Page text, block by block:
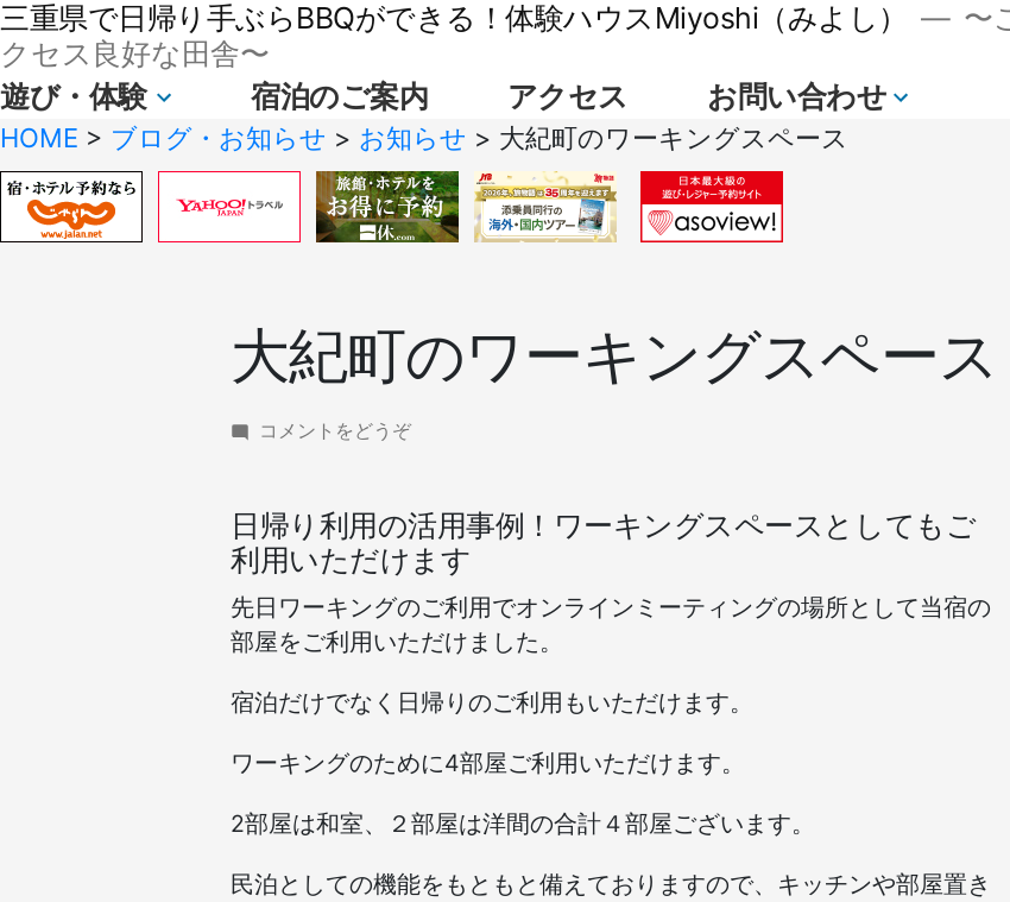
三重県で日帰り手ぶらBBQができる！体験ハウスMiyoshi（みよし）
〜
クセス良好な田舎〜
遊び・体験 宿泊のご案内 アクセス
お問い合わせ
HOME > ブログ・お知らせ > お知らせ > 大紀町のワーキングスペース
大紀町のワーキングスペース
コメントをどうぞ(大
の
ワ
ー
ン
グ
ペ
ス)
日帰り利用の活用事例！ワーキングスペースとしてもご
利用いただけます
先日ワーキングのご利用でオンラインミーティングの場所として当宿の
部屋をご利用いただけました。
宿泊だけでなく日帰りのご利用もいただけます。
ワーキングのために4部屋ご利用いただけます。
2部屋は和室、２部屋は洋間の合計４部屋ございます。
民泊としての機能をもともと備えておりますので、キッチンや部屋置き